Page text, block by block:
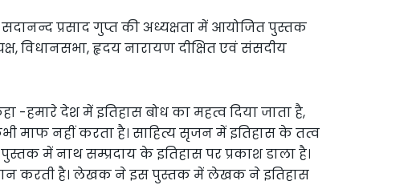
सदानन्द प्रसाद गुप्त की अध्यक्षता में आयोजित पुस्तक
विधानसभा, हृदय नारायण दीक्षित एवं संसदीय
-हमारे देश में इतिहास बोध का महत्व दिया जाता है,
माफ नहीं करता है। साहित्य सृजन में इतिहास के तत्व
में नाथ सम्प्रदाय के इतिहास पर प्रकाश डाला है।
करती है। लेखक ने इस पुस्तक में लेखक ने इतिहास